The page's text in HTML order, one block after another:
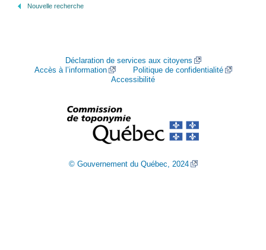
Nouvelle recherche
Déclaration de services aux citoyens
Accès à l’information
Politique de confidentialité
Accessibilité
© Gouvernement du Québec, 2024